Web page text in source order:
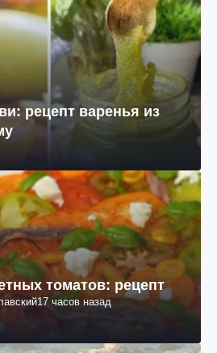
рецепт варенья из
томатов: рецепт
17 часов назад